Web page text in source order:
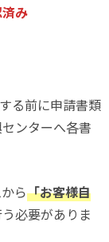
み
る前に申請書類
ンターへ各書
ら「お客様自
必要がありま